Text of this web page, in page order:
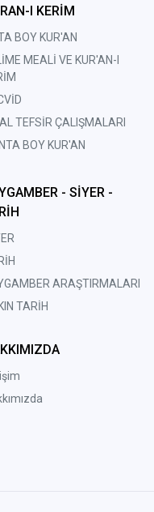
I KERİM
BOY KUR'AN
MEALİ VE KUR'AN-I
TEFSİR ÇALIŞMALARI
BOY KUR'AN
- SİYER -
ARAŞTIRMALARI
TARİH